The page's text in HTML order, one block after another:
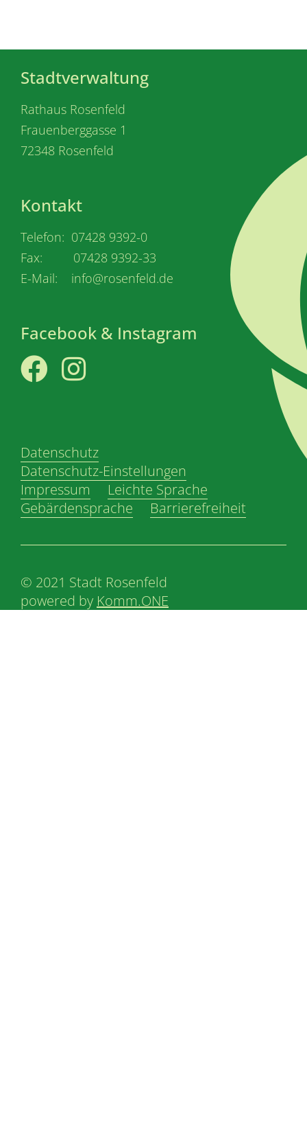
Stadtverwaltung
Rathaus Rosenfeld
Frauenberggasse 1
72348 Rosenfeld
Kontakt
Telefon: 07428 9392-0
Fax: 07428 9392-33
E-Mail: info@rosenfeld.de
Facebook & Instagram
Datenschutz
Datenschutz-Einstellungen
Impressum
Leichte Sprache
Gebärdensprache
Barrierefreiheit
© 2021 Stadt Rosenfeld
powered by Komm.ONE